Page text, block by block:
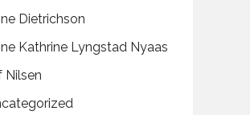
Dietrichson
Kathrine Lyngstad Nyaas
Nilsen